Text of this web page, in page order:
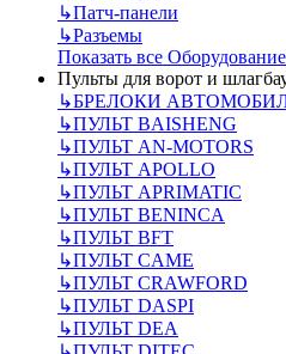
↳Патч-панели
↳Разъемы
Показать все
Пульты для ворот и
↳БРЕЛОКИ
↳ПУЛЬТ BAISHENG
↳ПУЛЬТ AN-MOTORS
↳ПУЛЬТ APOLLO
↳ПУЛЬТ APRIMATIC
↳ПУЛЬТ BENINCA
↳ПУЛЬТ BFT
↳ПУЛЬТ CAME
↳ПУЛЬТ CRAWFORD
↳ПУЛЬТ DASPI
↳ПУЛЬТ DEA